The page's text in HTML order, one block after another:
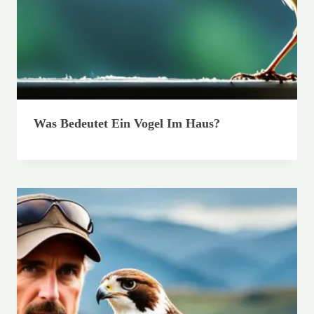
Was Bedeutet Ein Vogel Im Haus?